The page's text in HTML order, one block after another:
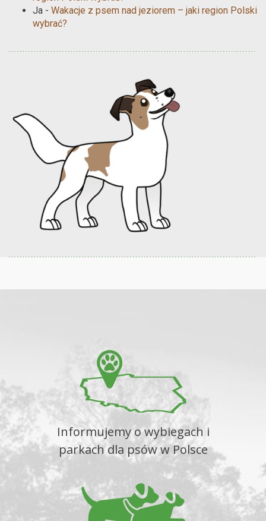
Ja - Wakacje z psem nad jeziorem – jaki region Polski
wybrać?
Informujemy o wybiegach i
parkach dla psów w Polsce